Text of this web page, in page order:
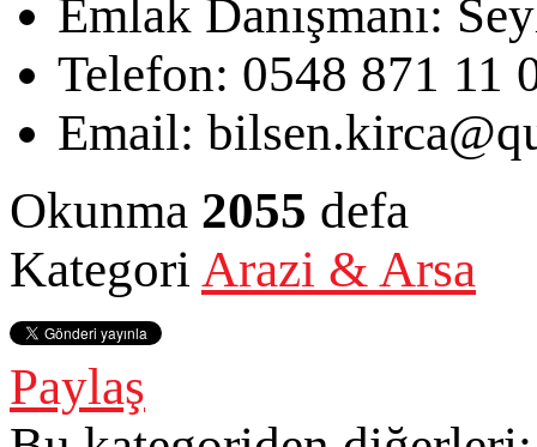
Emlak Danışmanı:
Telefon: 0548 871 11
Email:
Okunma 2055 defa
Kategori Arazi & Arsa
Paylaş